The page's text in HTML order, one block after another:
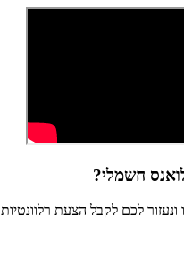
חשמלי?
לכם לקבל הצעת רלוונטיות